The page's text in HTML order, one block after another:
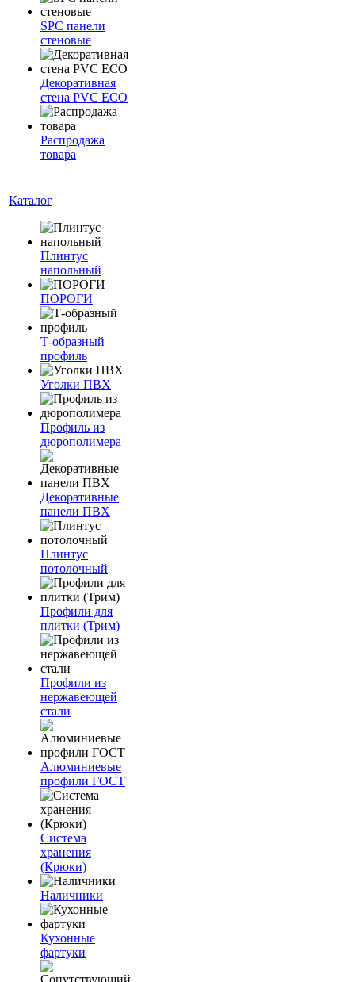
SPC панели
стеновые
Декоративная
стена PVC ECO
Распродажа
товара
Каталог
Плинтус
напольный
ПОРОГИ
Т-образный
профиль
Уголки ПВХ
Профиль из
дюрополимера
Декоративные
панели ПВХ
Плинтус
потолочный
Профили для
плитки (Трим)
Профили из
нержавеющей
стали
Алюминиевые
профили ГОСТ
Система
хранения
(Крюки)
Наличники
Кухонные
фартуки